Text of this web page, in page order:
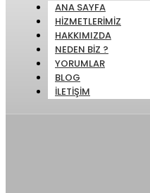
ANA SAYFA
HIZMETLERIMIZ
HAKKIMIZDA
NEDEN BIZ ?
YORUMLAR
BLOG
İLETIŞIM